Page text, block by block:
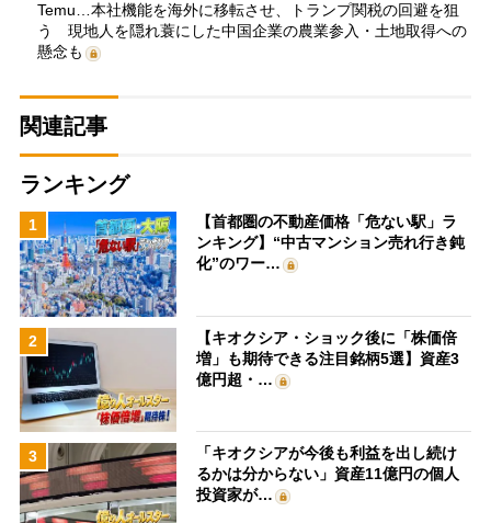
Temu…本社機能を海外に移転させ、トランプ関税の回避を狙
う 現地人を隠れ蓑にした中国企業の農業参入・土地取得への
懸念も
関連記事
ランキング
1
【首都圏の不動産価格「危ない駅」ラ
ンキング】“中古マンション売れ行き鈍
化”のワー…
2
【キオクシア・ショック後に「株価倍
増」も期待できる注目銘柄5選】資産3
億円超・…
3
「キオクシアが今後も利益を出し続け
るかは分からない」資産11億円の個人
投資家が…